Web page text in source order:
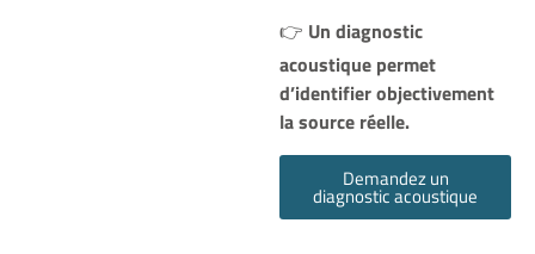
👉 Un diagnostic
acoustique permet
d’identifier objectivement
la source réelle.
Demandez un
diagnostic acoustique